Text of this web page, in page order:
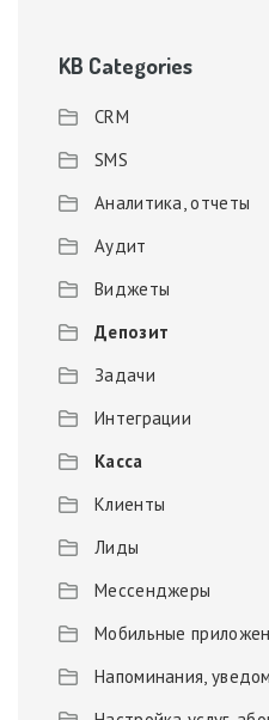
KB Categories
CRM
SMS
Аналитика, отчеты
Аудит
Виджеты
Депозит
Задачи
Интеграции
Касса
Клиенты
Лиды
Мессенджеры
Мобильные
Напоминания,